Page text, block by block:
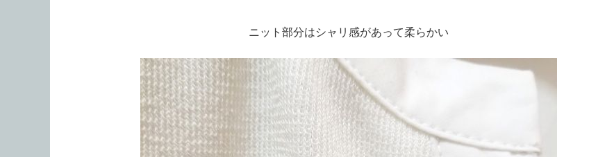
ニット部分はシャリ感があって柔らかい